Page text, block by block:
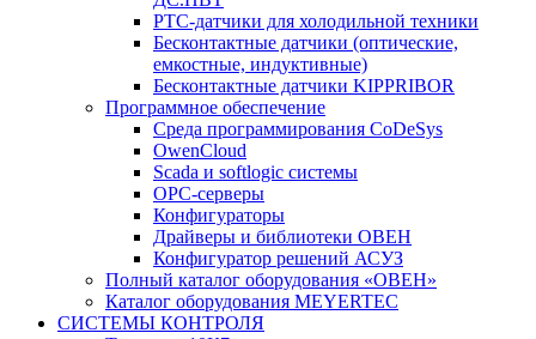
PTC-датчики для холодильной техники
Бесконтактные датчики (оптические,
емкостные, индуктивные)
Бесконтактные датчики KIPPRIBOR
Программное обеспечение
Среда программирования CoDeSys
OwenCloud
Scada и softlogic системы
OPC-серверы
Конфигураторы
Драйверы и библиотеки ОВЕН
Конфигуратор решений АСУЗ
Полный каталог оборудования «ОВЕН»
Каталог оборудования MEYERTEC
СИСТЕМЫ КОНТРОЛЯ